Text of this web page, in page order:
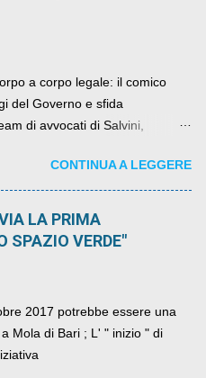
a corpo legale: il comico
del Governo e sfida
di avvocati di Salvini,
CONTINUA A LEGGERE
LA PRIMA
SPAZIO VERDE"
2017 potrebbe essere una
Mola di Bari ; L' " inizio " di